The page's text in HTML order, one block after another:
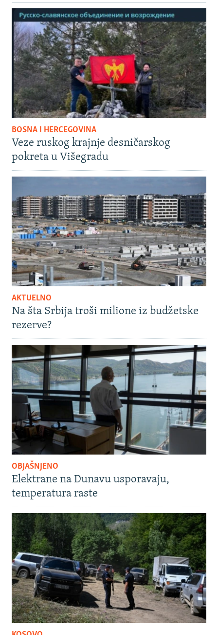
BOSNA I HERCEGOVINA
Veze ruskog krajnje desničarskog
pokreta u Višegradu
AKTUELNO
Na šta Srbija troši milione iz budžetske
rezerve?
OBJAŠNJENO
Elektrane na Dunavu usporavaju,
temperatura raste